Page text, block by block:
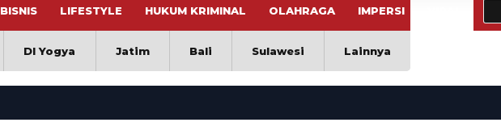
BISNIS LIFESTYLE HUKUM KRIMINAL OLAHRAGA IMPERSI
DI Yogya Jatim Bali Sulawesi Lainnya